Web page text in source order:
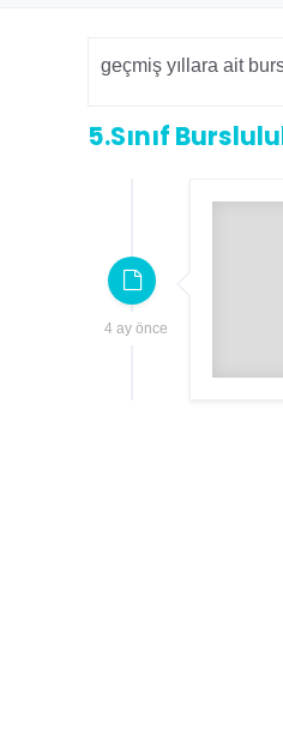
geçmiş yıllara ait
5.Sınıf
4 ay önce